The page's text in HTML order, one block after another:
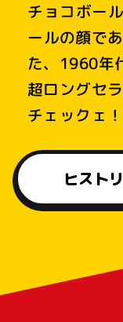
チョコボー
ールの顔で
た、1960年
超ロングセ
チェックェ！
ヒスト